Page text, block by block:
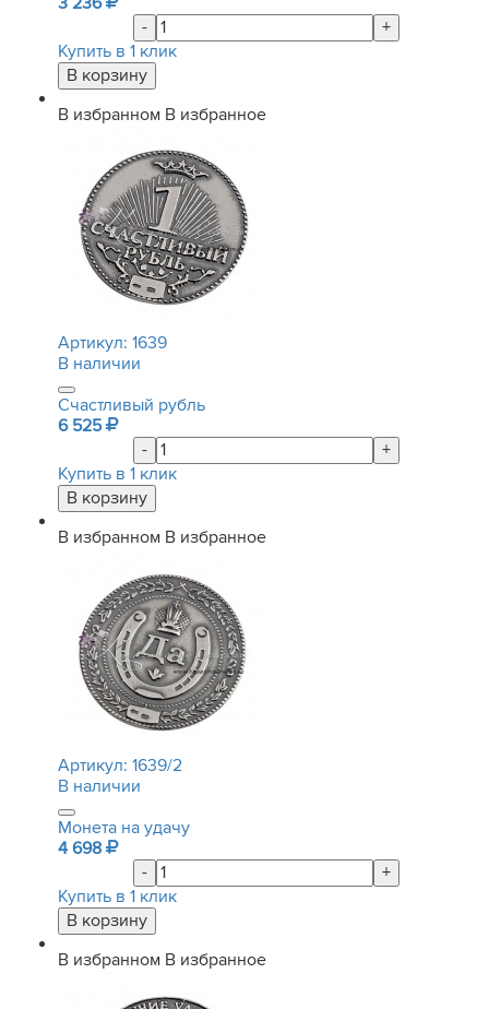
-
+
Купить в 1 клик
В избранном В избранное
Артикул: 1639
В наличии
Счастливый рубль
6 525
-
+
Купить в 1 клик
В избранном В избранное
Артикул: 1639/2
В наличии
Монета на удачу
4 698
-
+
Купить в 1 клик
В избранном В избранное